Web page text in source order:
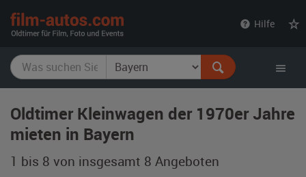
Hilfe
Oldtimer Kleinwagen der 1970er Jahre
mieten in Bayern
1 bis 8 von insgesamt 8 Angeboten